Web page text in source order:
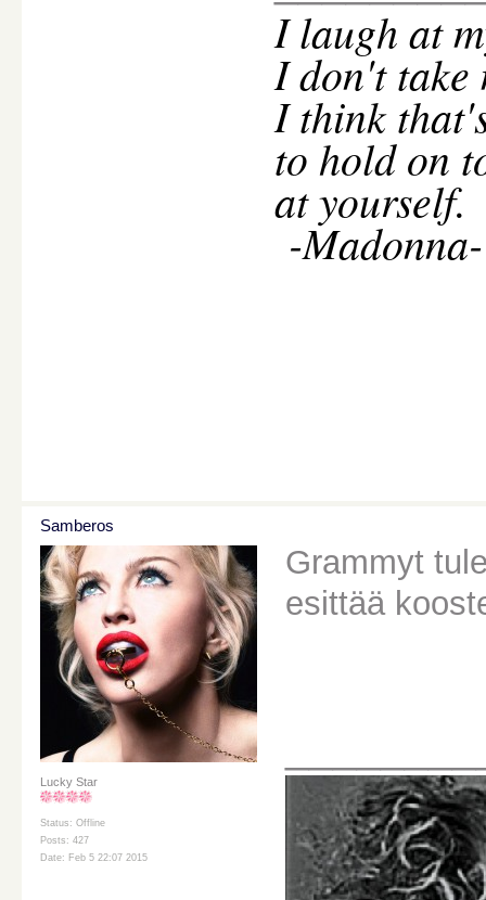
Ilaugh at
I don't take
I think
to hold on
at yourself.
-Madonna-
Samberos
Lucky Star
Status: Offline
Posts: 427
Date: Feb 5 22:07 2015
Grammyt
esittää